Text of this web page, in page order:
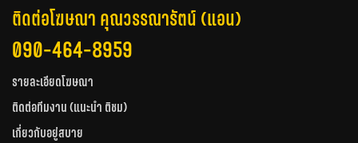
ติดต่อโฆษณา คุณวรรณารัตน์ (แอน)
090-464-8959
รายละเอียดโฆษณา
ติดต่อทีมงาน (แนะนำ ติชม)
เกี่ยวกับอยู่สบาย